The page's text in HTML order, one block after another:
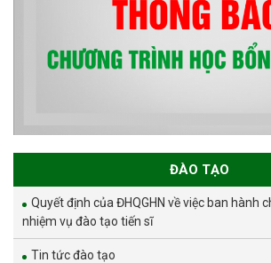
ĐÀO TẠO
Quyết định của ĐHQGHN về việc ban hành
nhiệm vụ đào tạo tiến sĩ
Tin tức đào tạo